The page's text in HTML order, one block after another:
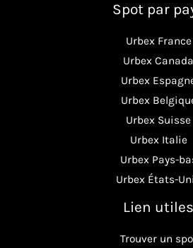
Spot par
Urbex France
Urbex Canada
Urbex
Urbex
Urbex Suisse
Urbex Italie
Urbex Pays-
Urbex États-
Lien utiles
Trouver un